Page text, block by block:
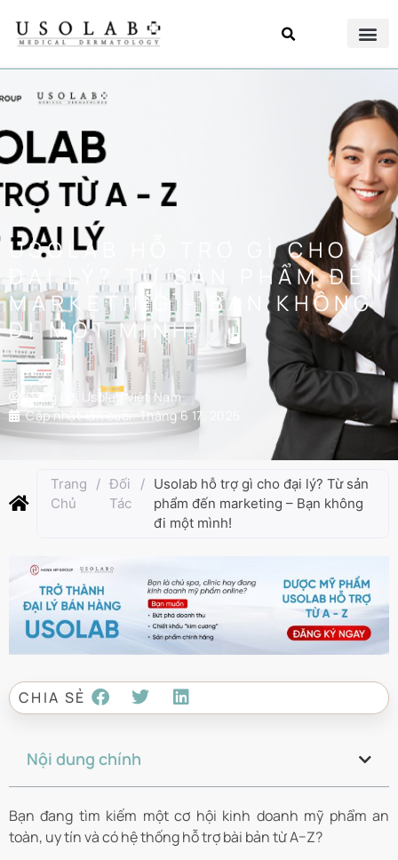
USOLAB HỖ TRỢ GÌ CHO
ĐẠI LÝ? TỪ SẢN PHẨM ĐẾN
MARKETING – BẠN KHÔNG
ĐI MỘT MÌNH!
Đăng bởi Usolab Việt Nam
Cập nhật lần cuối:Tháng 6 17, 2025
Trang
Chủ
/ Đối
Tác
/ Usolab hỗ trợ gì cho đại lý? Từ sản
phẩm đến marketing – Bạn không
đi một mình!
CHIA SẺ
Nội dung chính
Bạn đang tìm kiếm một cơ hội kinh doanh mỹ phẩm an
toàn, uy tín và có hệ thống hỗ trợ bài bản từ A–Z?